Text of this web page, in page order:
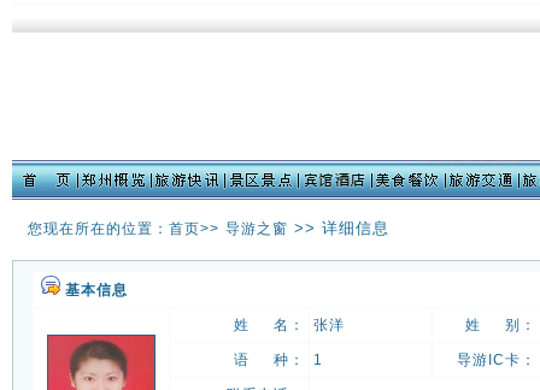
您现在所在的位置： 首页>> 导游之窗 >> 详细信息
基本信息
姓 名： 张洋 姓 别：
语 种： 1 导游IC卡：